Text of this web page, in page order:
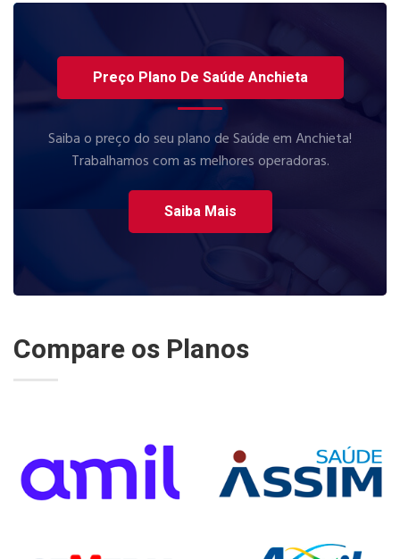
Preço Plano De Saúde Anchieta
Saiba o preço do seu plano de Saúde em Anchieta!
Trabalhamos com as melhores operadoras.
Saiba Mais
Compare os Planos